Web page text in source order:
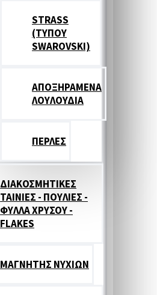
STRASS
(ΤΥΠΟΥ
SWAROVSKI)
ΑΠΟΞΗΡΑΜΕΝΑ
ΛΟΥΛΟΥΔΙΑ
ΠΕΡΛΕΣ
ΔΙΑΚΟΣΜΗΤΙΚΕΣ
ΤΑΙΝΙΕΣ - ΠΟΥΛΙΕΣ -
ΦΥΛΛΑ ΧΡΥΣΟΥ -
FLAKES
ΜΑΓΝΗΤΗΣ ΝΥΧΙΩΝ